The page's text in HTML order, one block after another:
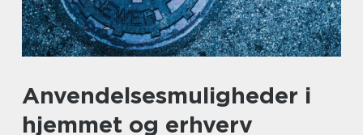
Anvendelsesmuligheder i
hjemmet og erhverv